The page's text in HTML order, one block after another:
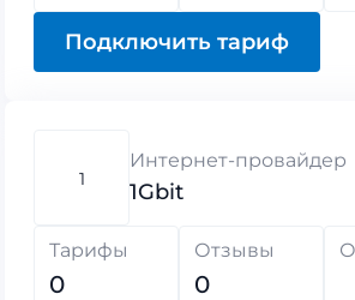
Подключить тариф
1
Интернет-провайдер
1Gbit
Тарифы
0
Отзывы
0